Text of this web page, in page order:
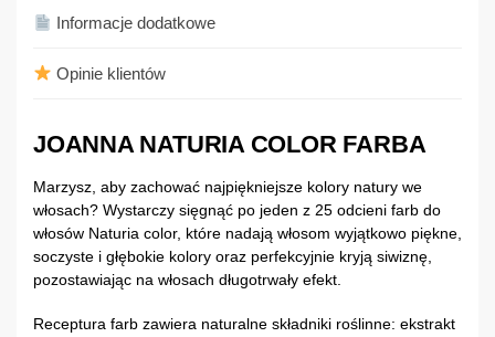
Informacje dodatkowe
Opinie klientów
JOANNA NATURIA COLOR FARBA
Marzysz, aby zachować najpiękniejsze kolory natury we
włosach? Wystarczy sięgnąć po jeden z 25 odcieni farb do
włosów Naturia color, które nadają włosom wyjątkowo piękne,
soczyste i głębokie kolory oraz perfekcyjnie kryją siwiznę,
pozostawiając na włosach długotrwały efekt.
Receptura farb zawiera naturalne składniki roślinne: ekstrakt